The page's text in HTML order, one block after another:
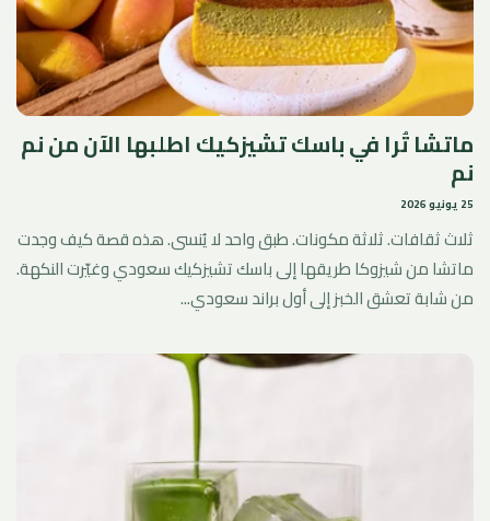
ماتشا تُرا في باسك تشيزكيك اطلبها الآن من نم
نم
25 يونيو 2026
ثلاث ثقافات. ثلاثة مكونات. طبق واحد لا يُنسى. هذه قصة كيف وجدت
ماتشا من شيزوكا طريقها إلى باسك تشيزكيك سعودي وغيّرت النكهة.
من شابة تعشق الخبز إلى أول براند سعودي...